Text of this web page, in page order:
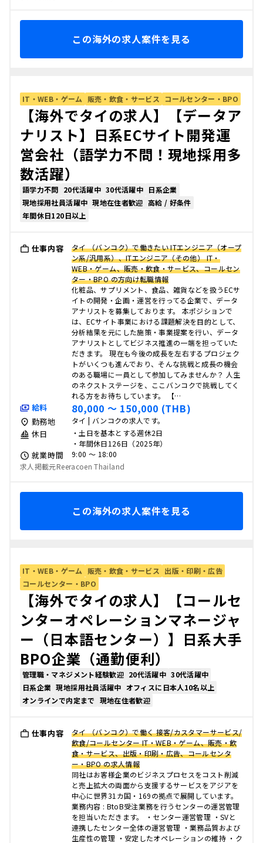
この海外の求人案件を見る
IT・WEB・ゲーム 販売・飲食・サービス コールセンター・BPO
【海外でタイの求人】【データア
ナリスト】日系ECサイト開発運
営会社（語学力不問！現地採用多
数活躍）
語学力不問 20代活躍中 30代活躍中 日系企業
現地採用社員活躍中 現地在住者歓迎 高給 / 好条件
年間休日120日以上
仕事内容
タイ （バンコク）で働きたい ITエンジニア（オープ
ン系/汎用系）、ITエンジニア（その他） IT・
WEB・ゲーム、販売・飲食・サービス、コールセン
ター・BPO の方向け転職情報
化粧品、サプリメント、食品、雑貨などを扱うECサ
イトの開発・企画・運営を行ってる企業で、データ
アナリストを募集しております。 本ポジションで
は、ECサイト事業における課題解決を目的として、
分析結果を元にした施策・事業提案を行い、データ
アナリストとしてビジネス推進の一端を担っていた
だきます。 現在も今後の成長を左右するプロジェク
トがいくつも進んでおり、そんな挑戦と成長の機会
のある職場に一員として参加してみませんか？ 人生
のネクストステージを、ここバンコクで挑戦してく
れる方をお待ちしています。 【…
給料 80,000 〜 150,000 (THB)
勤務地 タイ | バンコクの求人です。
休日
・土日を基本とする週休2日
・年間休日126日（2025年）
就業時間
9:00 〜 18:00
求人掲載元Reeracoen Thailand
この海外の求人案件を見る
IT・WEB・ゲーム 販売・飲食・サービス 出版・印刷・広告
コールセンター・BPO
【海外でタイの求人】【コールセ
ンターオペレーションマネージャ
ー（日本語センター）】日系大手
BPO企業（通勤便利）
管理職・マネジメント経験歓迎 20代活躍中 30代活躍中
日系企業 現地採用社員活躍中 オフィスに日本人10名以上
オンラインで内定まで 現地在住者歓迎
仕事内容
タイ （バンコク）で働く 接客/カスタマーサービス/
飲食/コールセンター IT・WEB・ゲーム、販売・飲
食・サービス、出版・印刷・広告、コールセンタ
ー・BPO の求人情報
同社はお客様企業のビジネスプロセスをコスト削減
と売上拡大の両面から支援するサービスをアジアを
中心に世界31カ国・169の拠点で展開しています。
業務内容 : BtoB受注業務を行うセンターの運営管理
を担当いただきます。 ・センター運営管理 ・SVと
連携したセンター全体の運営管理 ・業務品質および
生産性の管理 ・安定したオペレーションの維持 ・ク